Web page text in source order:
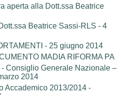
aperta alla Dott.ssa Beatrice
Beatrice Sassi-RLS - 4
- 25 giugno 2014
MADIA RIFORMA PA
Consiglio Generale Nazionale –
2014
Accademico 2013/2014 -